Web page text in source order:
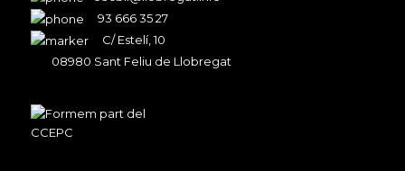
93 666 35 27
C/ Estelí, 10
08980 Sant Feliu de Llobregat